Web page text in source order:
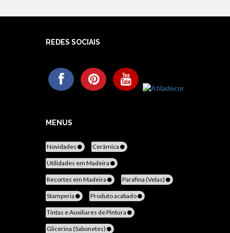
REDES SOCIAIS
MENUS
Novidades Cerâmica
Utilidades em Madeira
Recortes em Madeira Parafina (Velas)
Stamperia Produto acabado
Tintas e Auxiliares de Pintura
Glicerina (Sabonetes)